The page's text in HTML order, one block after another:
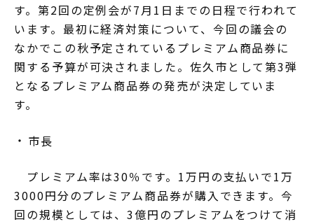
す。第2回の定例会が7月1日までの日程で行われて
います。最初に経済対策について、今回の議会の
なかでこの秋予定されているプレミアム商品券に
関する予算が可決されました。佐久市として第3弾
となるプレミアム商品券の発売が決定していま
す。
市長
プレミアム率は30％です。1万円の支払いで1万
3000円分のプレミアム商品券が購入できます。今
回の規模としては、3億円のプレミアムをつけて消